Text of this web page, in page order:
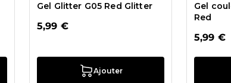
Gel Glitter G05 Red Glitter
5,99 €
Ajouter
Gel
Red
5,99 €